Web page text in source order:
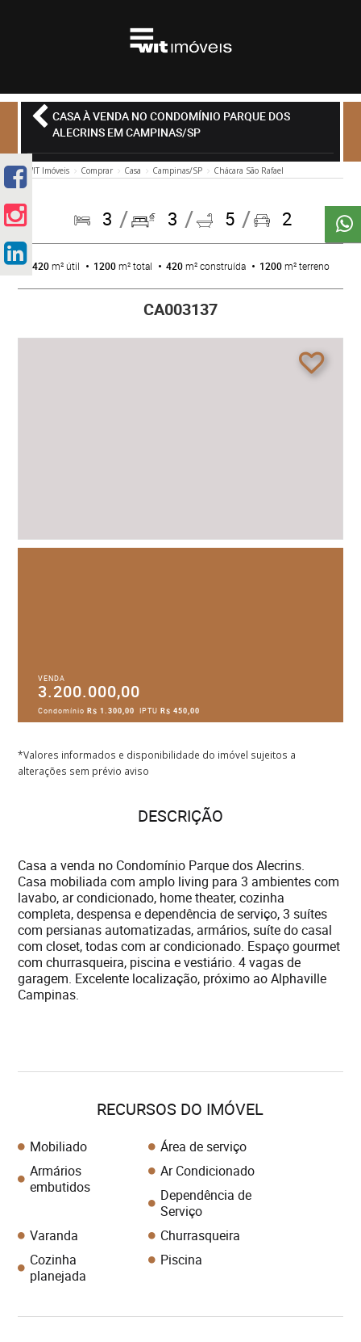
CASA À VENDA NO CONDOMÍNIO PARQUE DOS
ALECRINS EM CAMPINAS/SP
WIT Imóveis Comprar Casa Campinas/SP Chácara São Rafael
3 3 5 2
420m² útil 1200m² total 420m² construída 1200m² terreno
CA003137
VENDA
3.200.000,00
CondomínioR$ 1.300,00 IPTUR$ 450,00
*Valores informados e disponibilidade do imóvel sujeitos a
alterações sem prévio aviso
DESCRIÇÃO
Casa a venda no Condomínio Parque dos Alecrins.
Casa mobiliada com amplo living para 3 ambientes com
lavabo, ar condicionado, home theater, cozinha
completa, despensa e dependência de serviço, 3 suítes
com persianas automatizadas, armários, suíte do casal
com closet, todas com ar condicionado. Espaço gourmet
com churrasqueira, piscina e vestiário. 4 vagas de
garagem. Excelente localização, próximo ao Alphaville
Campinas.
RECURSOS DO IMÓVEL
Mobiliado
Área de serviço
Armários
embutidos
Ar Condicionado
Dependência de
Serviço
Varanda
Churrasqueira
Cozinha
planejada
Piscina